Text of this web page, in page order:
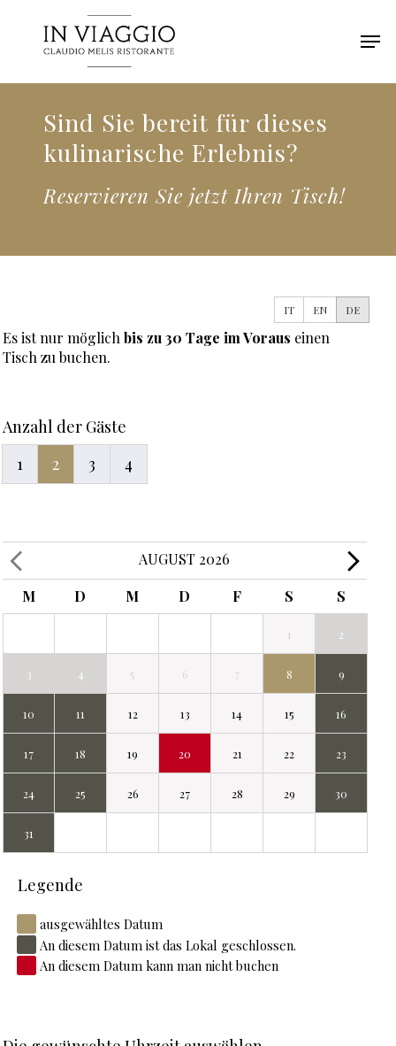
Sind Sie bereit für dieses
kulinarische Erlebnis?
Reservieren Sie jetzt Ihren Tisch!